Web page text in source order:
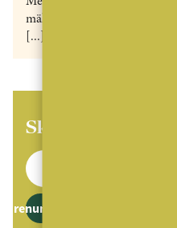
mäklarföretag. Nu skrivs
[...]
Skaffa
Prenumerera